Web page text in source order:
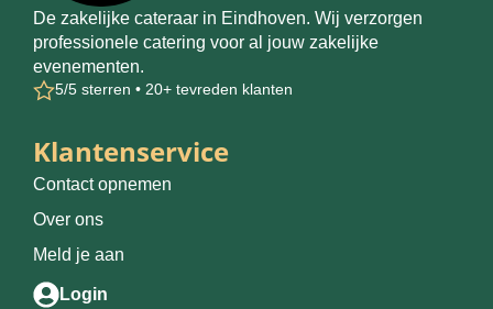
De zakelijke cateraar in Eindhoven. Wij verzorgen
professionele catering voor al jouw zakelijke
evenementen.
5/5 sterren • 20+ tevreden klanten
Klantenservice
Contact opnemen
Over ons
Meld je aan
Login